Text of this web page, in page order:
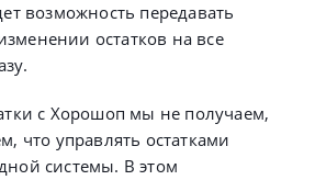
возможность передавать
остатков на все
с Хорошоп мы не получаем,
что управлять остатками
системы. В этом